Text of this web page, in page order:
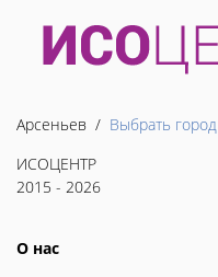
Арсеньев / Выбрать город
ИСОЦЕНТР
2015 - 2026
О нас